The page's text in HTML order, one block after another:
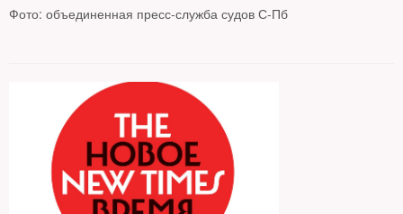
Фото: объединенная пресс-служба судов С-Пб
Предпринимателя отправили в СИЗО до 7 февраля